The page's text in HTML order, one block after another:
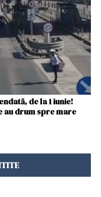
de la 1 iunie!
au drum spre mare